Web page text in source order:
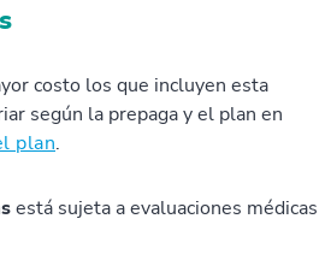
costo los que incluyen esta
según la prepaga y el plan en
plan.
está sujeta a evaluaciones médicas